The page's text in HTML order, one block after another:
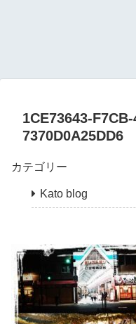
1CE73643-
7370D0A25DD6
カテゴリー
Kato blog